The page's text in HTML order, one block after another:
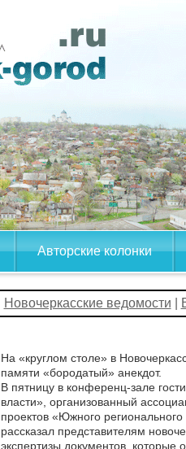
Авторские колонки
Новочеркасские ведомости
На «круглом столе» в
памяти «бородатый» анекдот.
В пятницу в конференц-зале
власти», организованный
проектов «Южного
рассказал представителям
экспертизы документов, которые